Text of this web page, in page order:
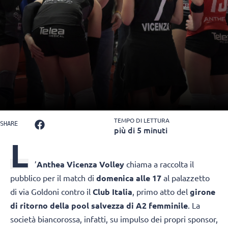
SHARE TEMPO DI LETTURA
più di 5 minuti
L ’Anthea Vicenza Volley chiama a raccolta il
pubblico per il match di domenica alle 17 al palazzetto
di via Goldoni contro il Club Italia, primo atto del girone
di ritorno della pool salvezza di A2 femminile. La
società biancorossa, infatti, su impulso dei propri sponsor,